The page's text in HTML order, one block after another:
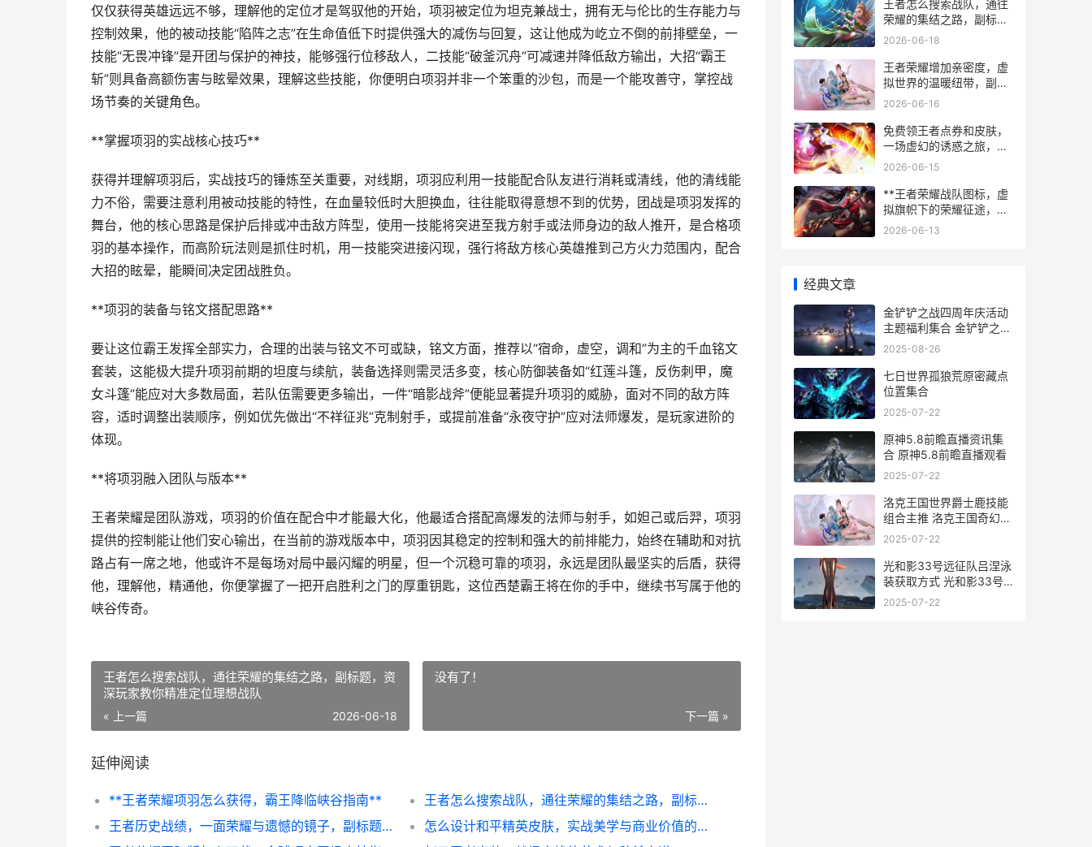
仅仅获得英雄远远不够，理解他的定位才是驾驭他的开始，项羽被定位为坦克兼战士，拥有无与伦比的生存能力与
控制效果，他的被动技能“陷阵之志”在生命值低下时提供强大的减伤与回复，这让他成为屹立不倒的前排壁垒，一
技能“无畏冲锋”是开团与保护的神技，能够强行位移敌人，二技能“破釜沉舟”可减速并降低敌方输出，大招“霸王
斩”则具备高额伤害与眩晕效果，理解这些技能，你便明白项羽并非一个笨重的沙包，而是一个能攻善守，掌控战
场节奏的关键角色。
**掌握项羽的实战核心技巧**
获得并理解项羽后，实战技巧的锤炼至关重要，对线期，项羽应利用一技能配合队友进行消耗或清线，他的清线能
力不俗，需要注意利用被动技能的特性，在血量较低时大胆换血，往往能取得意想不到的优势，团战是项羽发挥的
舞台，他的核心思路是保护后排或冲击敌方阵型，使用一技能将突进至我方射手或法师身边的敌人推开，是合格项
羽的基本操作，而高阶玩法则是抓住时机，用一技能突进接闪现，强行将敌方核心英雄推到己方火力范围内，配合
大招的眩晕，能瞬间决定团战胜负。
**项羽的装备与铭文搭配思路**
要让这位霸王发挥全部实力，合理的出装与铭文不可或缺，铭文方面，推荐以“宿命，虚空，调和”为主的千血铭文
套装，这能极大提升项羽前期的坦度与续航，装备选择则需灵活多变，核心防御装备如“红莲斗篷，反伤刺甲，魔
女斗篷”能应对大多数局面，若队伍需要更多输出，一件“暗影战斧”便能显著提升项羽的威胁，面对不同的敌方阵
容，适时调整出装顺序，例如优先做出“不祥征兆”克制射手，或提前准备“永夜守护”应对法师爆发，是玩家进阶的
体现。
**将项羽融入团队与版本**
王者荣耀是团队游戏，项羽的价值在配合中才能最大化，他最适合搭配高爆发的法师与射手，如妲己或后羿，项羽
提供的控制能让他们安心输出，在当前的游戏版本中，项羽因其稳定的控制和强大的前排能力，始终在辅助和对抗
路占有一席之地，他或许不是每场对局中最闪耀的明星，但一个沉稳可靠的项羽，永远是团队最坚实的后盾，获得
他，理解他，精通他，你便掌握了一把开启胜利之门的厚重钥匙，这位西楚霸王将在你的手中，继续书写属于他的
峡谷传奇。
王者怎么搜索战队，通往荣耀的集结之路，副标题，资
深玩家教你精准定位理想战队
« 上一篇 2026-06-18
没有了！
下一篇 »
延伸阅读
**王者荣耀项羽怎么获得，霸王降临峡谷指南**
王者怎么搜索战队，通往荣耀的集结之路，副标题，资深玩家教你精准定位理想战队
王者历史战绩，一面荣耀与遗憾的镜子，副标题，数据尘埃中照见自我
怎么设计和平精英皮肤，实战美学与商业价值的融合，副标题，从玩家视角解构设计法则
王者怎么搜索战队，通往
荣耀的集结之路，副标
题，资深玩家教你精准定
2026-06-18
王者荣耀增加亲密度，虚
拟世界的温暖纽带，副标
题，从默契配合到情感联
2026-06-16
免费领王者点券和皮肤，
一场虚幻的诱惑之旅，副
标题，资深玩家的冷静剖
2026-06-15
**王者荣耀战队图标，虚
拟旗帜下的荣耀征途，副
标题，符号背后的战术与
2026-06-13
经典文章
金铲铲之战四周年庆活动
主题福利集合 金铲铲之战
四排
2025-08-26
七日世界孤狼荒原密藏点
位置集合
2025-07-22
原神5.8前瞻直播资讯集
合 原神5.8前瞻直播观看
2025-07-22
洛克王国世界爵士鹿技能
组合主推 洛克王国奇幻世
界
2025-07-22
光和影33号远征队吕涅泳
装获取方式 光和影33号
远征队剧透
2025-07-22